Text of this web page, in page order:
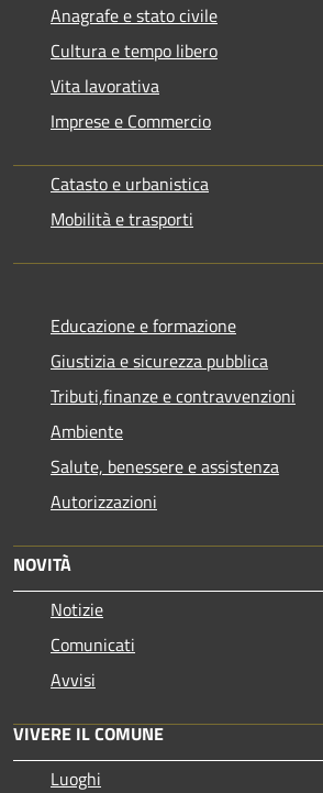
Anagrafe e stato civile
Cultura e tempo libero
Vita lavorativa
Imprese e Commercio
Catasto e urbanistica
Mobilità e trasporti
Educazione e formazione
Giustizia e sicurezza pubblica
Tributi,finanze e contravvenzioni
Ambiente
Salute, benessere e assistenza
Autorizzazioni
NOVITÀ
Notizie
Comunicati
Avvisi
VIVERE IL COMUNE
Luoghi